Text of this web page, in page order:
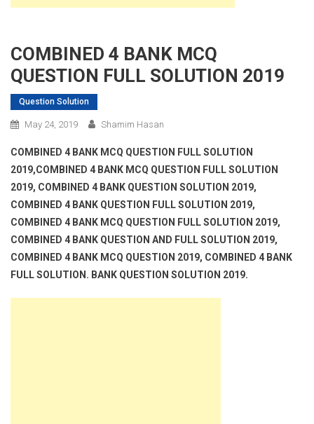
COMBINED 4 BANK MCQ
QUESTION FULL SOLUTION 2019
Question Solution
May 24, 2019 Shamim Hasan
COMBINED 4 BANK MCQ QUESTION FULL SOLUTION
2019,COMBINED 4 BANK MCQ QUESTION FULL SOLUTION
2019, COMBINED 4 BANK QUESTION SOLUTION 2019,
COMBINED 4 BANK QUESTION FULL SOLUTION 2019,
COMBINED 4 BANK MCQ QUESTION FULL SOLUTION 2019,
COMBINED 4 BANK QUESTION AND FULL SOLUTION 2019,
COMBINED 4 BANK MCQ QUESTION 2019, COMBINED 4 BANK
FULL SOLUTION. BANK QUESTION SOLUTION 2019.